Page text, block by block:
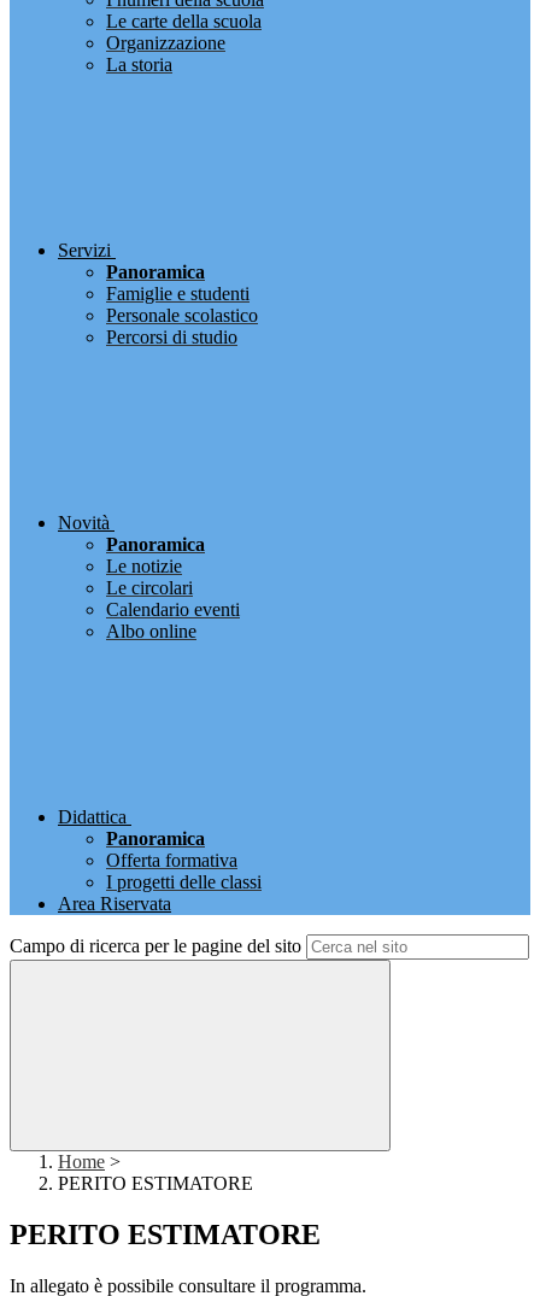
Le carte della scuola
Organizzazione
La storia
Servizi
Panoramica
Famiglie e studenti
Personale scolastico
Percorsi di studio
Novità
Panoramica
Le notizie
Le circolari
Calendario eventi
Albo online
Didattica
Panoramica
Offerta formativa
I progetti delle classi
Area Riservata
Campo di ricerca per le pagine del sito
Home >
PERITO ESTIMATORE
PERITO ESTIMATORE
In allegato è possibile consultare il programma.